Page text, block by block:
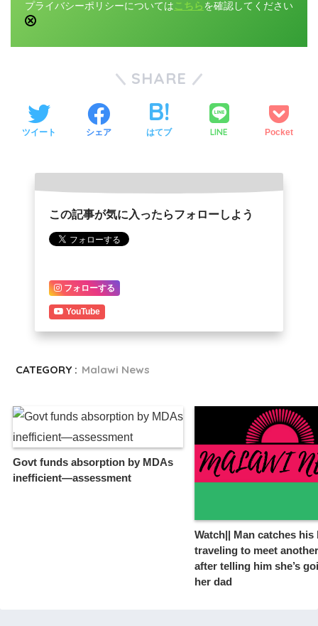
プライバシーポリシーについては こちら を確認してください
SHARE
ツイート シェア はてブ LINE Pocket
この記事が気に入ったらフォローしよう
フォローする
YouTube
CATEGORY : Malawi News
Govt funds absorption by MDAs
inefficient—assessment
Watch|| Man catches his
traveling to meet
after telling him she’s
her dad